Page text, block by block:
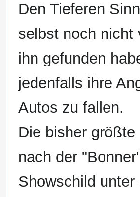
Den Tieferen
selbst noch nicht
ihn gefunden
jedenfalls ihre
Autos zu fallen.
Die bisher
nach der
Showschild